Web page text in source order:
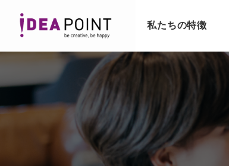
私たちの特徴